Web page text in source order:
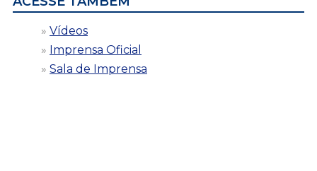
Vídeos
Imprensa Oficial
Sala de Imprensa